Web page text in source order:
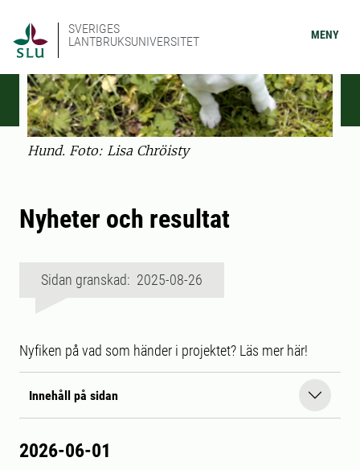
SVERIGES
LANTBRUKSUNIVERSITET
MENY
Hund. Foto: Lisa Chröisty
Nyheter och resultat
Sidan granskad: 2025-08-26
Nyfiken på vad som händer i projektet? Läs mer här!
Innehåll på sidan
2026-06-01